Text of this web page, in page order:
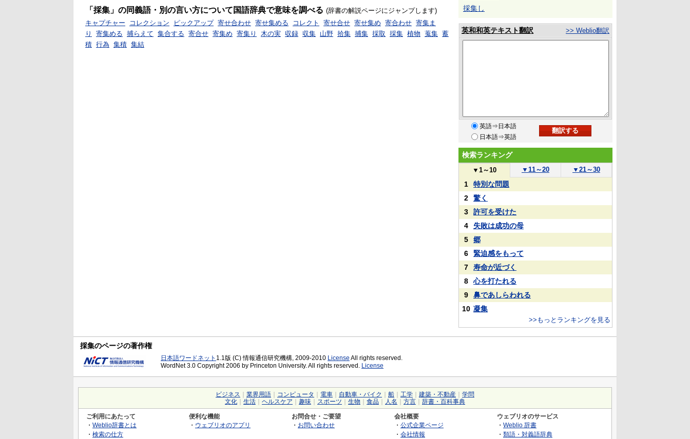
「採集」の同義語・別の言い方について国語辞典で意味を調べる (辞書の解説ページにジャンプします)
キャプチャー
コレクション ピックアップ 寄せ合わせ 寄せ集める コレクト 寄せ合せ 寄せ集め 寄合わせ 寄集ま
り
寄集める 捕らえて 集合する 寄合せ 寄集め 寄集り 木の実 収録 収集 山野 拾集 捕集 採取 採集 植物 蒐集 蓄
積 行為 集積 集結
採集し
英和和英テキスト翻訳 >> Weblio翻訳
英語⇒日本語
日本語⇒英語
検索ランキング
▼ 1～10 ▼ 11～20 ▼ 21～30
1
特別な問題
2
驚く
3
許可を受けた
4
失敗は成功の母
5
郷
6
緊迫感をもって
7
寿命が近づく
8
心を打たれる
9
鼻であしらわれる
10 凝集
>>もっとランキングを見る
採集のページの著作権
日本語ワードネット 1.1版 (C) 情報通信研究機構, 2009-2010 License All rights reserved.
WordNet 3.0 Copyright 2006 by Princeton University. All rights reserved. License
ビジネス 業界用語 コンピュータ 電車 自動車・バイク 船 工学 建築・不動産
学問
文化
生活 ヘルスケア 趣味 スポーツ 生物 食品 人名 方言 辞書・百科事典
ご利用にあたって
・ Weblio辞書とは
・ 検索の仕方
便利な機能
・ ウェブリオのアプリ
お問合せ・ご要望
・ お問い合わせ
会社概要
・ 公式企業ページ
・ 会社情報
ウェブリオのサービス
・ Weblio 辞書
・ 類語・対義語辞典